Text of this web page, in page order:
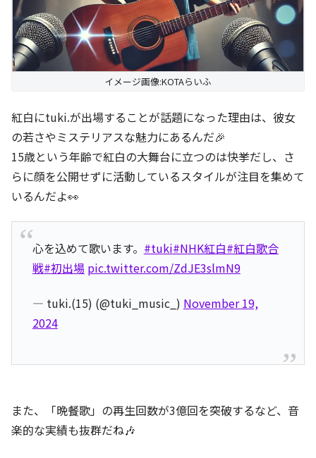
イメージ画像:KOTAらいふ
紅白にtuki.が出場することが話題になった理由は、彼女
の若さやミステリアスな魅力にあるんだ🎉
15歳という年齢で紅白の大舞台に立つのは快挙だし、さ
らに顔を公開せずに活動しているスタイルが注目を集めて
いるんだよ👀
心を込めて歌います。 #tuki#NHK紅白#紅白歌合
戦#初出場 pic.twitter.com/ZdJE3slmN9
— tuki.(15) (@tuki_music_) November 19,
2024
また、「晩餐歌」の再生回数が3億回を突破するなど、音
楽的な実績も抜群だね🎶